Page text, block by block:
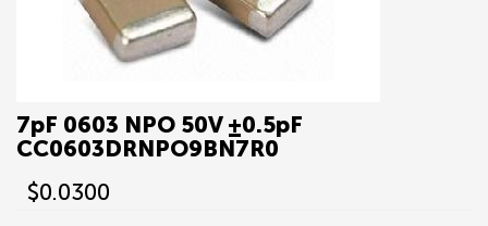
7pF 0603 NPO 50V ±0.5pF
CC0603DRNPO9BN7R0
$0.0300